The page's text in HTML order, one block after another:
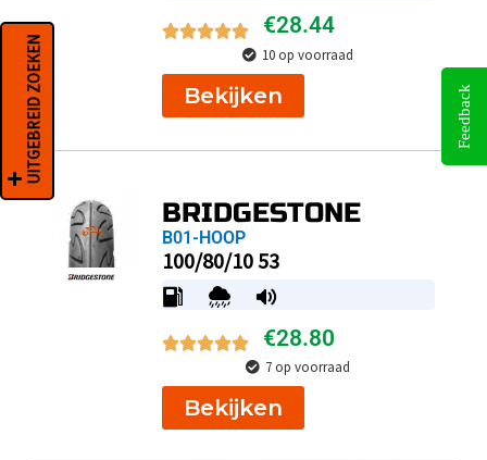
€28.44
10 op voorraad
Bekijken
BRIDGESTONE
B01-HOOP
100/80/10 53
€28.80
7 op voorraad
Bekijken
UITGEBREID ZOEKEN Feedback